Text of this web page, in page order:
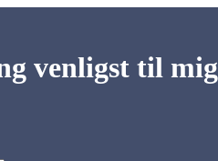
venligst til mig